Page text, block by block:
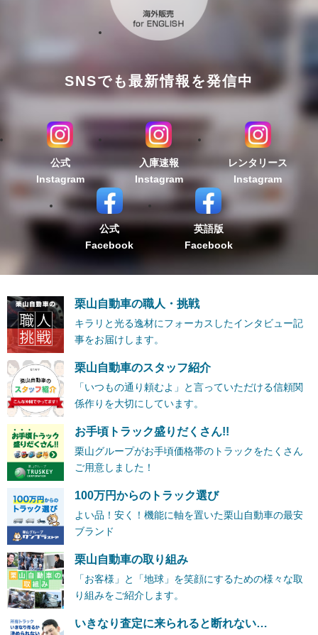
SNSでも最新情報を発信中
公式
Instagram
入庫速報
Instagram
レンタリース
Instagram
公式
Facebook
英語版
Facebook
栗山自動車の職人・挑戦
キラリと光る逸材にフォーカスしたインタビュー記
事をお届けします。
栗山自動車のスタッフ紹介
「いつもの通り頼むよ」と言っていただける信頼関
係作りを大切にしています。
お手頃トラック盛りだくさん!!
栗山グループがお手頃価格帯のトラックをたくさん
ご用意しました！
100万円からのトラック選び
よい品！安く！機能に軸を置いた栗山自動車の最安
ブランド
栗山自動車の取り組み
「お客様」と「地球」を笑顔にするための様々な取
り組みをご紹介します。
いきなり査定に来られると断れない…